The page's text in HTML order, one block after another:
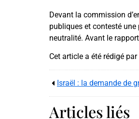
Devant la commission
publiques et contesté une
neutralité. Avant le
Cet article a été rédigé
Articles liés